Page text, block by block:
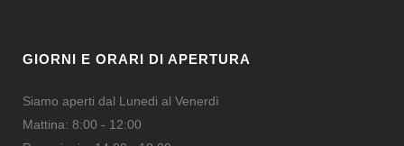
GIORNI E ORARI DI APERTURA
Siamo aperti dal Lunedi al Venerdì
Mattina: 8:00 - 12:00